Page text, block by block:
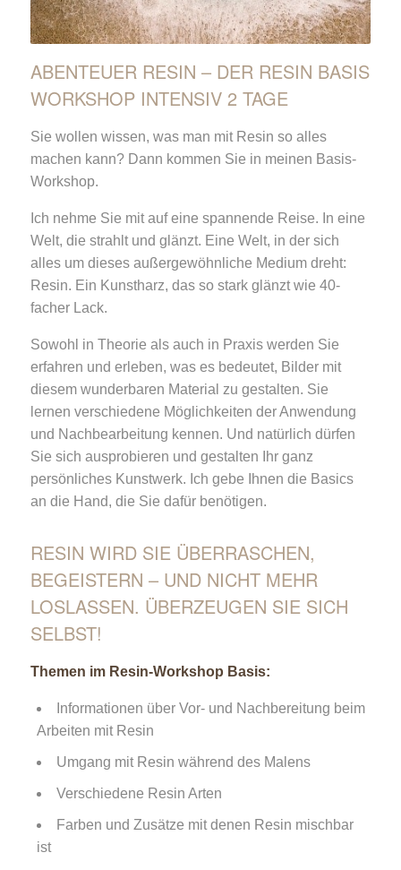
ABENTEUER RESIN – DER RESIN BASIS
WORKSHOP INTENSIV 2 TAGE
Sie wollen wissen, was man mit Resin so alles
machen kann? Dann kommen Sie in meinen Basis-
Workshop.
Ich nehme Sie mit auf eine spannende Reise. In eine
Welt, die strahlt und glänzt. Eine Welt, in der sich
alles um dieses außergewöhnliche Medium dreht:
Resin. Ein Kunstharz, das so stark glänzt wie 40-
facher Lack.
Sowohl in Theorie als auch in Praxis werden Sie
erfahren und erleben, was es bedeutet, Bilder mit
diesem wunderbaren Material zu gestalten. Sie
lernen verschiedene Möglichkeiten der Anwendung
und Nachbearbeitung kennen. Und natürlich dürfen
Sie sich ausprobieren und gestalten Ihr ganz
persönliches Kunstwerk. Ich gebe Ihnen die Basics
an die Hand, die Sie dafür benötigen.
RESIN WIRD SIE ÜBERRASCHEN,
BEGEISTERN – UND NICHT MEHR
LOSLASSEN. ÜBERZEUGEN SIE SICH
SELBST!
Themen im Resin-Workshop Basis:
Informationen über Vor- und Nachbereitung beim
Arbeiten mit Resin
Umgang mit Resin während des Malens
Verschiedene Resin Arten
Farben und Zusätze mit denen Resin mischbar
ist